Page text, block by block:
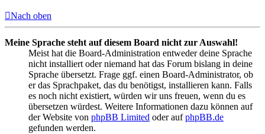
Nach oben
Meine Sprache steht auf diesem Board nicht zur Auswahl!
Meist hat die Board-Administration entweder deine Sprache
nicht installiert oder niemand hat das Forum bislang in deine
Sprache übersetzt. Frage ggf. einen Board-Administrator, ob
er das Sprachpaket, das du benötigst, installieren kann. Falls
es noch nicht existiert, würden wir uns freuen, wenn du es
übersetzen würdest. Weitere Informationen dazu können auf
der Website von phpBB Limited oder aufphpBB.de
gefunden werden.